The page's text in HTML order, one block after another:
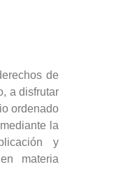
de
a disfrutar
ordenado
la
y
materia